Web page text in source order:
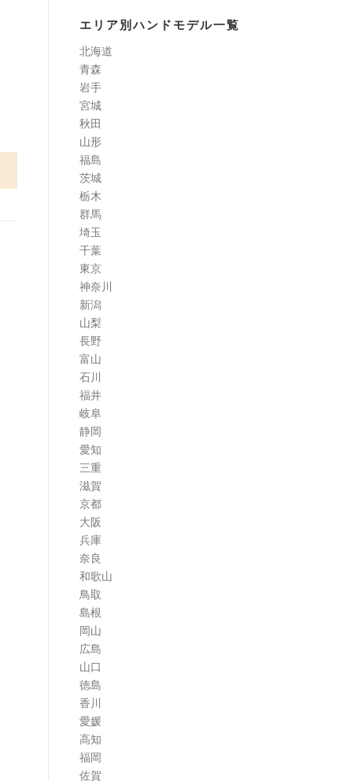
道
コ
ラ
ム
エリア別ハンドモデル一覧
北海道
青森
岩手
宮城
秋田
山形
福島
茨城
栃木
群馬
埼玉
千葉
東京
神奈川
新潟
山梨
長野
富山
石川
福井
岐阜
静岡
愛知
三重
滋賀
京都
大阪
兵庫
奈良
和歌山
鳥取
島根
岡山
広島
山口
徳島
香川
愛媛
高知
福岡
佐賀